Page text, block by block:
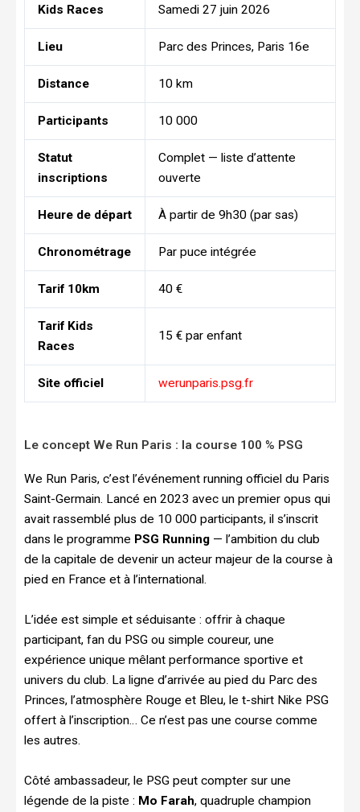
Kids Races Samedi 27 juin 2026
Lieu Parc des Princes, Paris 16e
Distance 10 km
Participants 10 000
Statut
inscriptions
Complet — liste d’attente
ouverte
Heure de départ À partir de 9h30 (par sas)
Chronométrage Par puce intégrée
Tarif 10km 40 €
Tarif Kids
Races
15 € par enfant
Site officiel werunparis.psg.fr
Le concept We Run Paris : la course 100 % PSG
We Run Paris, c’est l’événement running officiel du Paris
Saint-Germain. Lancé en 2023 avec un premier opus qui
avait rassemblé plus de 10 000 participants, il s’inscrit
dans le programme PSG Running — l’ambition du club
de la capitale de devenir un acteur majeur de la course à
pied en France et à l’international.
L’idée est simple et séduisante : offrir à chaque
participant, fan du PSG ou simple coureur, une
expérience unique mêlant performance sportive et
univers du club. La ligne d’arrivée au pied du Parc des
Princes, l’atmosphère Rouge et Bleu, le t-shirt Nike PSG
offert à l’inscription… Ce n’est pas une course comme
les autres.
Côté ambassadeur, le PSG peut compter sur une
légende de la piste : Mo Farah, quadruple champion